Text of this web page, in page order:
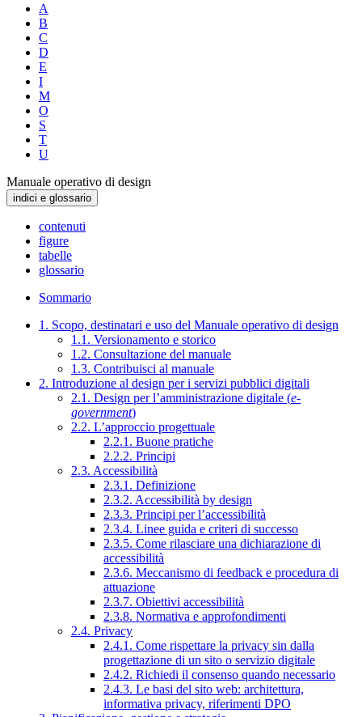
A
B
C
D
E
I
M
O
S
T
U
Manuale operativo di design
indici e glossario
contenuti
figure
tabelle
glossario
Sommario
1. Scopo, destinatari e uso del Manuale operativo di design
1.1. Versionamento e storico
1.2. Consultazione del manuale
1.3. Contribuisci al manuale
2. Introduzione al design per i servizi pubblici digitali
2.1. Design per l’amministrazione digitale (e-
government)
2.2. L’approccio progettuale
2.2.1. Buone pratiche
2.2.2. Principi
2.3. Accessibilità
2.3.1. Definizione
2.3.2. Accessibilità by design
2.3.3. Principi per l’accessibilità
2.3.4. Linee guida e criteri di successo
2.3.5. Come rilasciare una dichiarazione di
accessibilità
2.3.6. Meccanismo di feedback e procedura di
attuazione
2.3.7. Obiettivi accessibilità
2.3.8. Normativa e approfondimenti
2.4. Privacy
2.4.1. Come rispettare la privacy sin dalla
progettazione di un sito o servizio digitale
2.4.2. Richiedi il consenso quando necessario
2.4.3. Le basi del sito web: architettura,
informativa privacy, riferimenti DPO